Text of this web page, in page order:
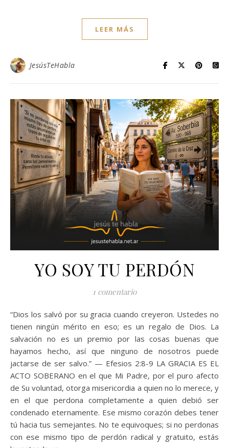
LEER MÁS
JesúsTeHabla
YO SOY TU PERDÓN
1 comentario
“Dios los salvó por su gracia cuando creyeron. Ustedes no
tienen ningún mérito en eso; es un regalo de Dios. La
salvación no es un premio por las cosas buenas que
hayamos hecho, así que ninguno de nosotros puede
jactarse de ser salvo.” — Efesios 2:8-9 LA GRACIA ES EL
ACTO SOBERANO en el que Mi Padre, por el puro afecto
de Su voluntad, otorga misericordia a quien no lo merece, y
en el que perdona completamente a quien debió ser
condenado eternamente. Ese mismo corazón debes tener
tú hacia tus semejantes. No te equivoques; si no perdonas
con ese mismo tipo de perdón radical y gratuito, estás